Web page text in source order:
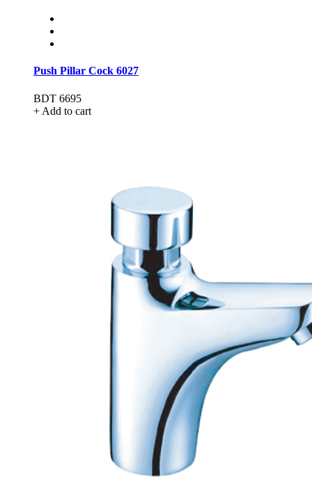
Push Pillar Cock 6027
BDT 6695
+ Add to cart